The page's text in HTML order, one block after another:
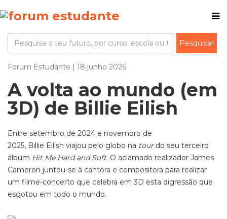
Forum Estudante | 18 junho 2026
A volta ao mundo (em
3D) de Billie Eilish
Entre setembro de 2024 e novembro de
2025, Billie Eilish viajou pelo globo na tourdo seu terceiro
álbum Hit Me Hard and Soft. O aclamado realizador James
Cameron juntou-se à cantora e compositora para realizar
um filme-concerto que celebra em 3D esta digressão que
esgotou em todo o mundo.